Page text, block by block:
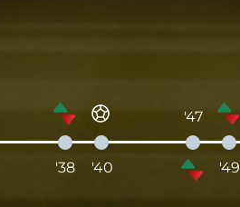
'38 '40
'47
'49